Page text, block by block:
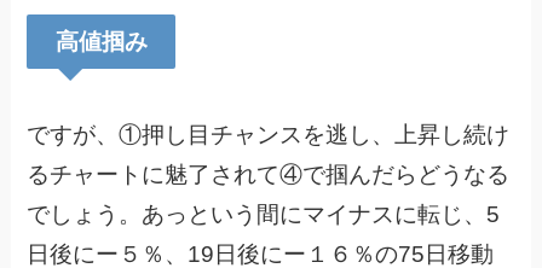
高値掴み
ですが、①押し目チャンスを逃し、上昇し続け
るチャートに魅了されて④で掴んだらどうなる
でしょう。あっという間にマイナスに転じ、5
日後にー５％、19日後にー１６％の75日移動